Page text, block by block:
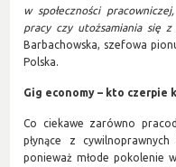
w społeczności
pracy czy utożsamiania się
Barbachowska, szefowa
Polska.
Gig economy – kto czerpie
Co ciekawe zarówno
płynące z
ponieważ młode pokolenie